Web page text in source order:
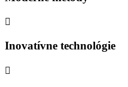

Inovatívne technológie
